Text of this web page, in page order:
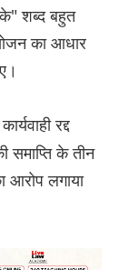
के" शब्द बहुत
का आधार
रद्द
समाप्ति के तीन
आरोप लगाया